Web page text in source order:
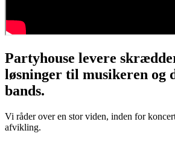
Partyhouse levere
løsninger til musikeren og
bands.
Vi råder over en stor viden, inden for
afvikling.